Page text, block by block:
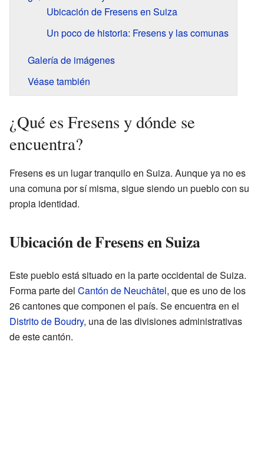
Ubicación de Fresens en Suiza
Un poco de historia: Fresens y las comunas
Galería de imágenes
Véase también
¿Qué es Fresens y dónde se
encuentra?
Fresens es un lugar tranquilo en Suiza. Aunque ya no es
una comuna por sí misma, sigue siendo un pueblo con su
propia identidad.
Ubicación de Fresens en Suiza
Este pueblo está situado en la parte occidental de Suiza.
Forma parte del Cantón de Neuchâtel, que es uno de los
26 cantones que componen el país. Se encuentra en el
Distrito de Boudry, una de las divisiones administrativas
de este cantón.